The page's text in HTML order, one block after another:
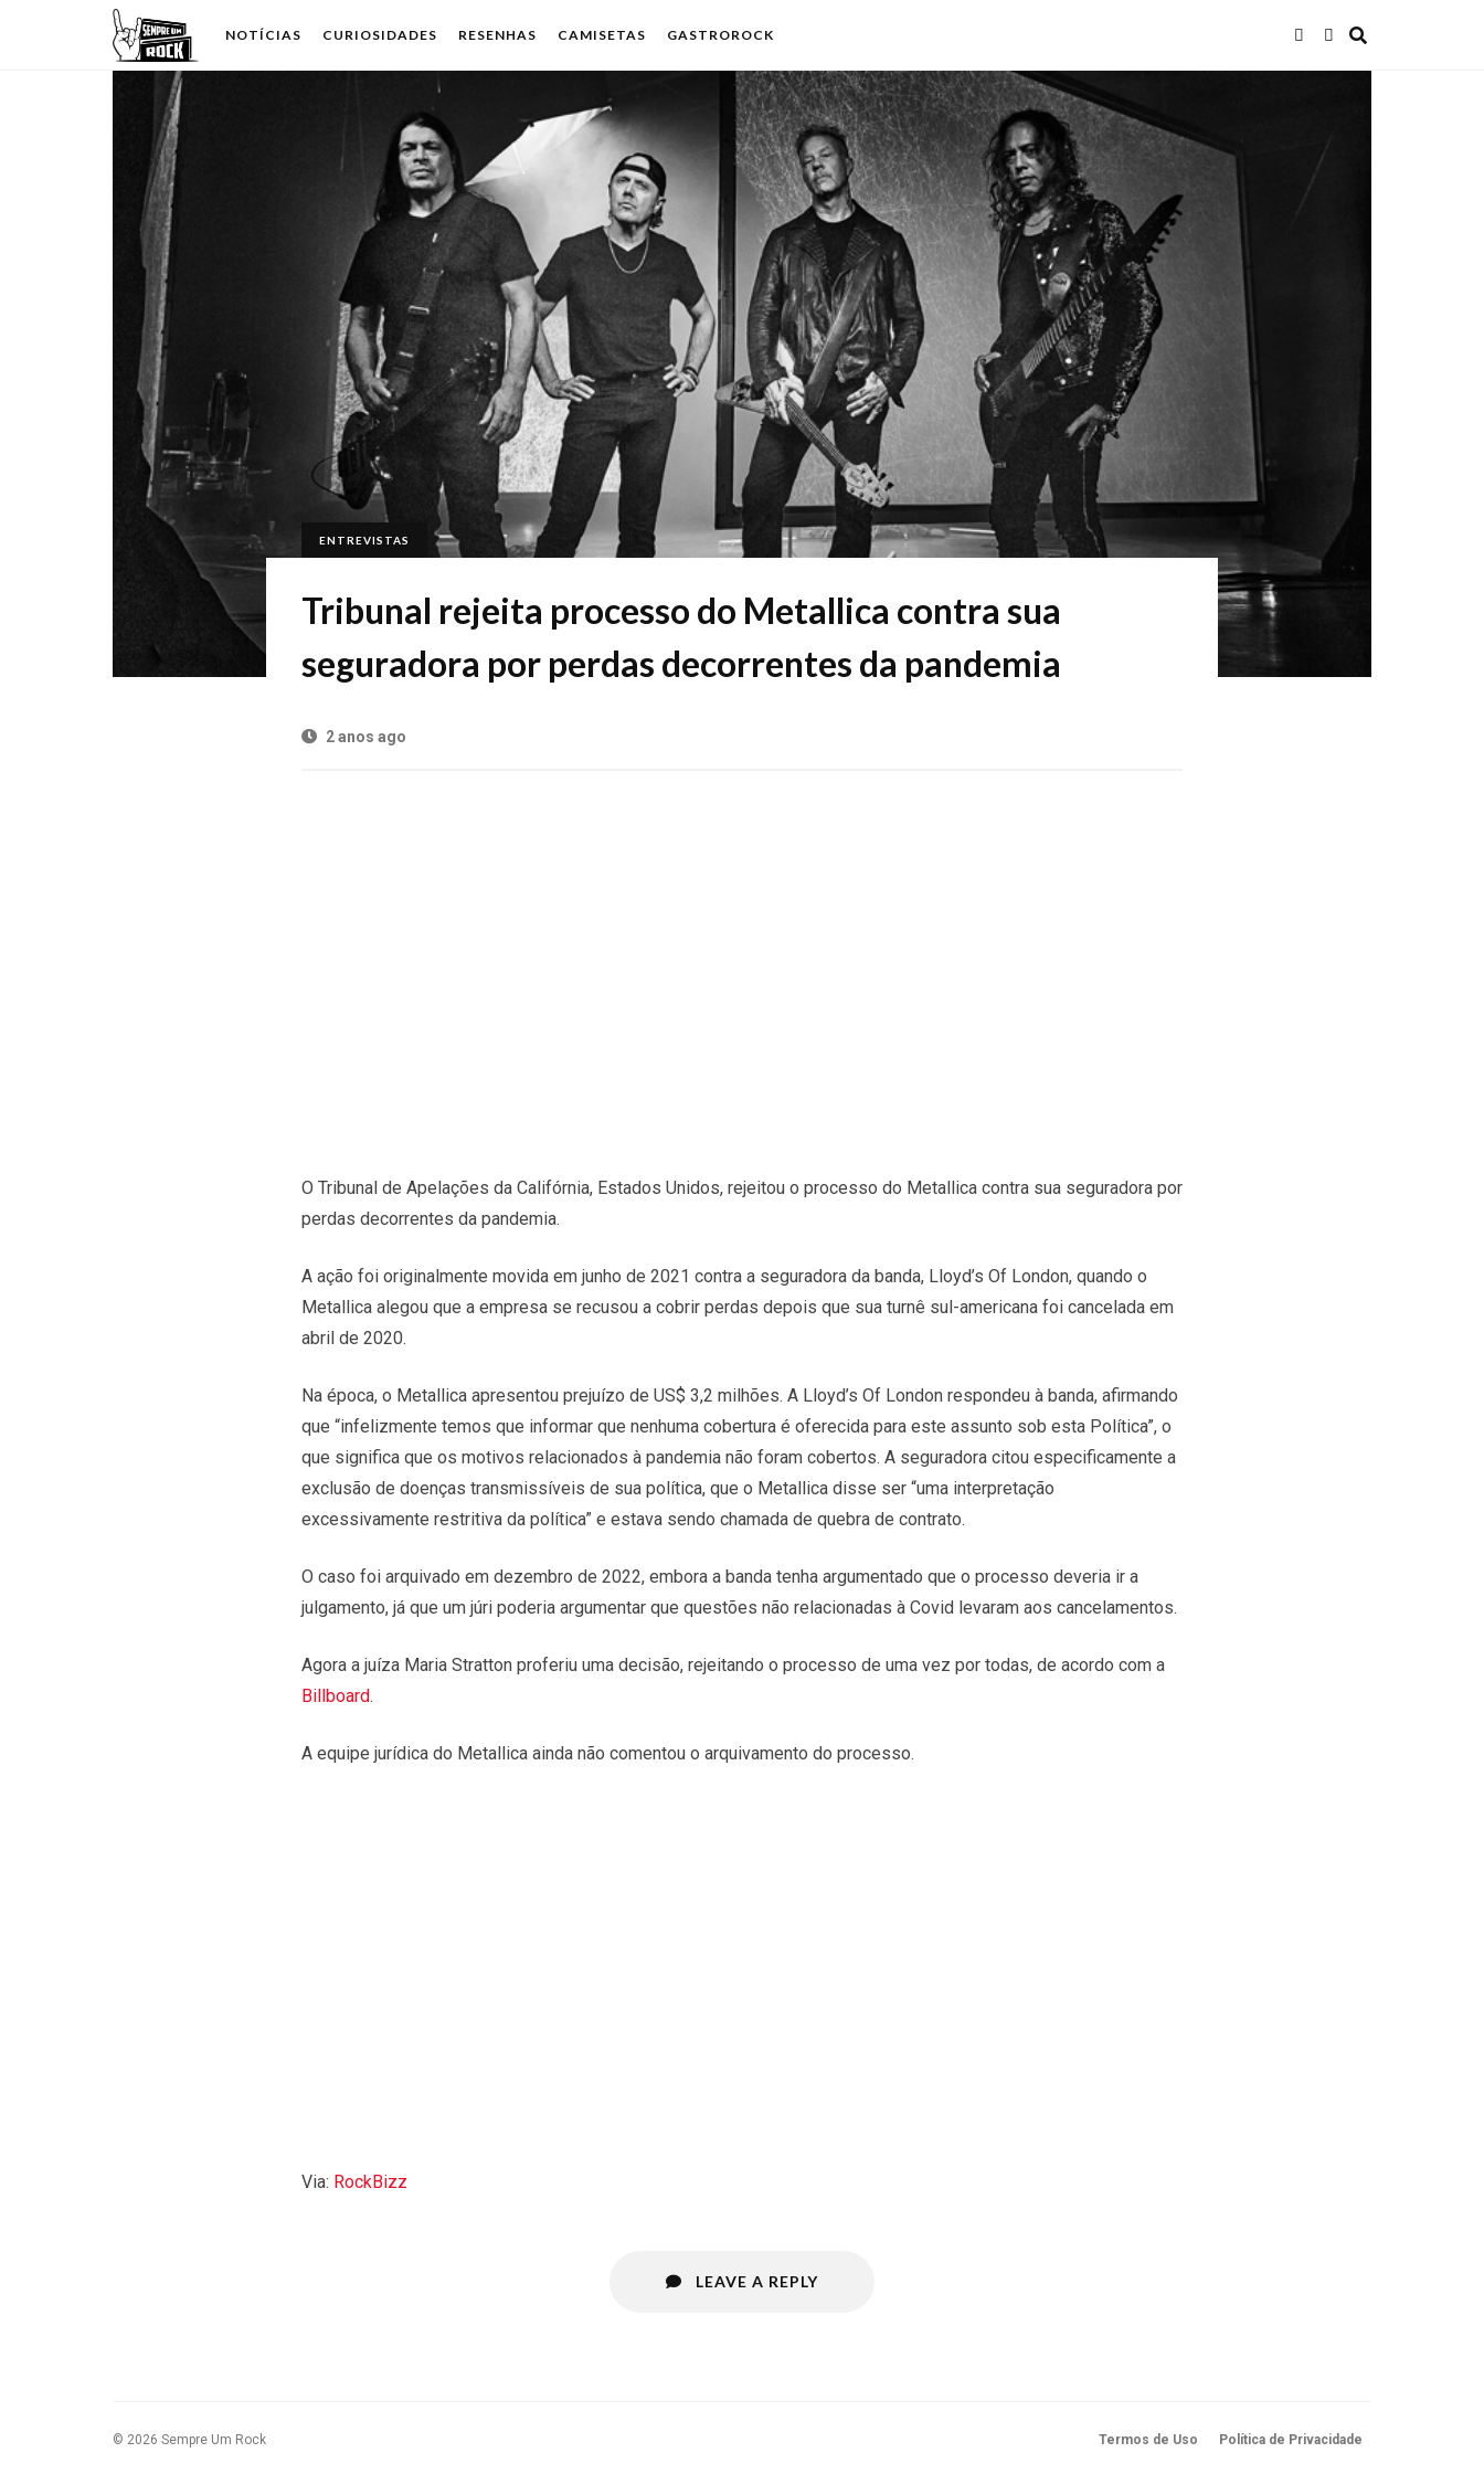
NOTÍCIAS CURIOSIDADES RESENHAS CAMISETAS GASTROROCK
ENTREVISTAS
Tribunal rejeita processo do Metallica contra sua
seguradora por perdas decorrentes da pandemia
2 anos ago
O Tribunal de Apelações da Califórnia, Estados Unidos, rejeitou o processo do Metallica contra sua seguradora por
perdas decorrentes da pandemia.
A ação foi originalmente movida em junho de 2021 contra a seguradora da banda, Lloyd’s Of London, quando o
Metallica alegou que a empresa se recusou a cobrir perdas depois que sua turnê sul-americana foi cancelada em
abril de 2020.
Na época, o Metallica apresentou prejuízo de US$ 3,2 milhões. A Lloyd’s Of London respondeu à banda, afirmando
que “infelizmente temos que informar que nenhuma cobertura é oferecida para este assunto sob esta Política”, o
que significa que os motivos relacionados à pandemia não foram cobertos. A seguradora citou especificamente a
exclusão de doenças transmissíveis de sua política, que o Metallica disse ser “uma interpretação
excessivamente restritiva da política” e estava sendo chamada de quebra de contrato.
O caso foi arquivado em dezembro de 2022, embora a banda tenha argumentado que o processo deveria ir a
julgamento, já que um júri poderia argumentar que questões não relacionadas à Covid levaram aos cancelamentos.
Agora a juíza Maria Stratton proferiu uma decisão, rejeitando o processo de uma vez por todas, de acordo com a
Billboard.
A equipe jurídica do Metallica ainda não comentou o arquivamento do processo.
Via: RockBizz
LEAVE A REPLY
Termos de Uso Política de Privacidade
© 2026 Sempre Um Rock